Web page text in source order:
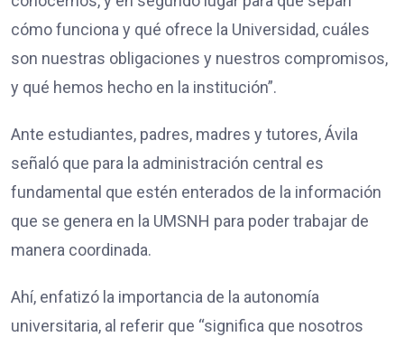
cómo funciona y qué ofrece la Universidad, cuáles
son nuestras obligaciones y nuestros compromisos,
y qué hemos hecho en la institución”.
Ante estudiantes, padres, madres y tutores, Ávila
señaló que para la administración central es
fundamental que estén enterados de la información
que se genera en la UMSNH para poder trabajar de
manera coordinada.
Ahí, enfatizó la importancia de la autonomía
universitaria, al referir que “significa que nosotros